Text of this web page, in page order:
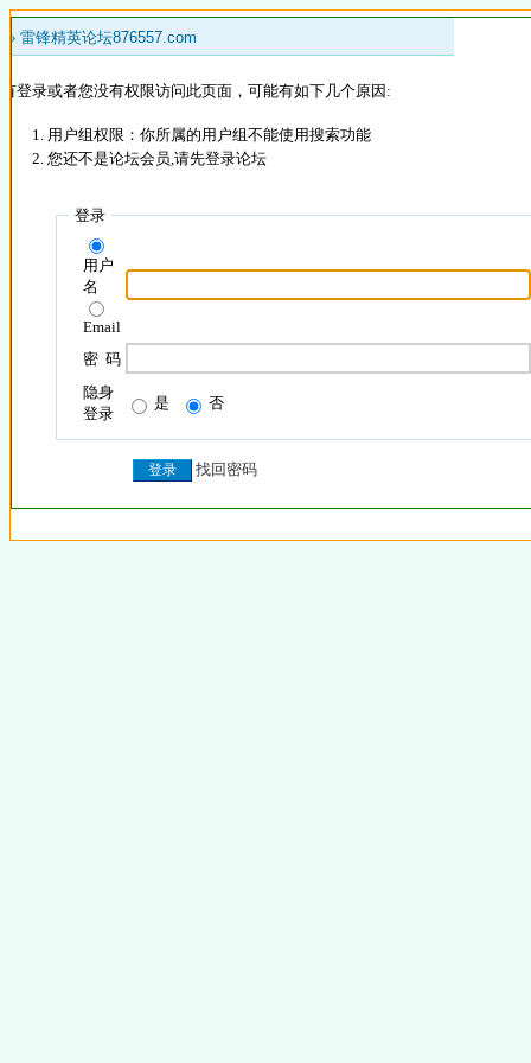
» 雷锋精英论坛876557.com
登录或者您没有权限访问此页面，可能有如下几个原因:
用户组权限：你所属的用户组不能使用搜索功能
您还不是论坛会员,请先登录论坛
登录
用户
名
Email
密 码
隐身
登录
是 否
找回密码